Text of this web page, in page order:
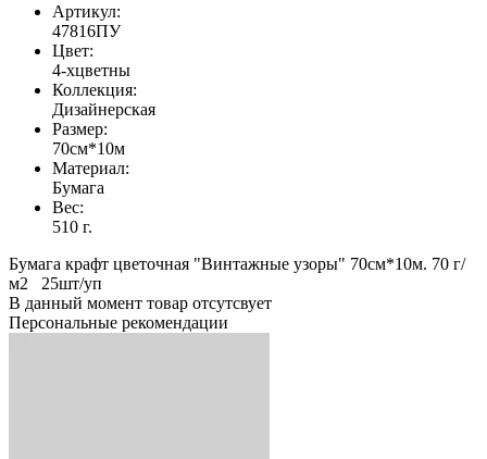
Артикул:
47816ПУ
Цвет:
4-хцветны
Коллекция:
Дизайнерская
Размер:
70см*10м
Материал:
Бумага
Вес:
510 г.
Бумага крафт цветочная "Винтажные узоры" 70см*10м. 70 г/
м2 25шт/уп
В данный момент товар отсутсвует
Персональные рекомендации